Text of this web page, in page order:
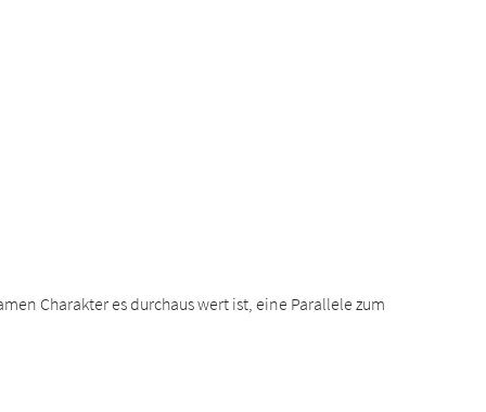
Charakter es durchaus wert ist, eine Parallele zum